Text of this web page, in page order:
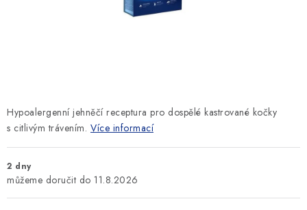
Hypoalergenní jehněčí receptura pro dospělé kastrované kočky
s citlivým trávením. Více informací
2 dny
11.8.2026